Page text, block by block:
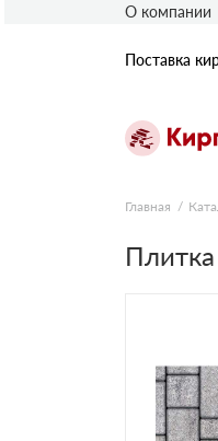
Поставка
О компании
Главная